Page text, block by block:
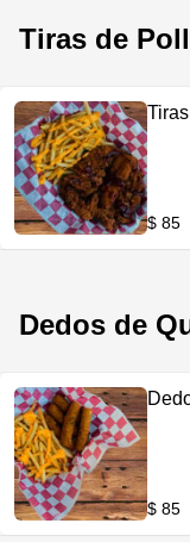
Tiras de
$ 85
Dedos de
$ 85